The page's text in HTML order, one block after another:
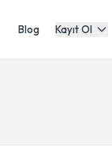
Blog Kayıt Ol